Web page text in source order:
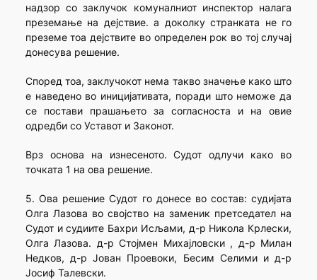
надзор со заклучок комуналниот инспектор налага
преземање на дејствие. а доколку странката не го
преземе тоа дејствите во определен рок во тој случај
донесува решение.
Според тоа, заклучокот нема такво значење како што
е наведено во иницијативата, поради што неможе да
се постави прашањето за согласноста и на овие
одредби со Уставот и Законот.
Врз основа на изнесеното. Судот одлучи како во
точката 1 на ова решение.
5. Ова решение Судот го донесе во состав: судијата
Олга Лазова во својство на заменик претседател на
Судот и судиите Бахри Исљами, д-р Никола Крлески,
Олга Лазова. д-р Стојмен Михајловски , д-р Милан
Недков, д-р Јован Проевоки, Бесим Селими и д-р
Јосиф Талевски.